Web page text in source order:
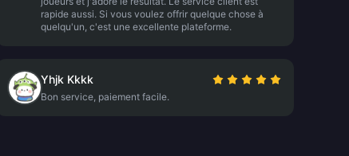
rapide aussi. Si vous voulez offrir quelque chose à
quelqu'un, c'est une excellente plateforme.
Yhjk Kkkk
Bon service, paiement facile.